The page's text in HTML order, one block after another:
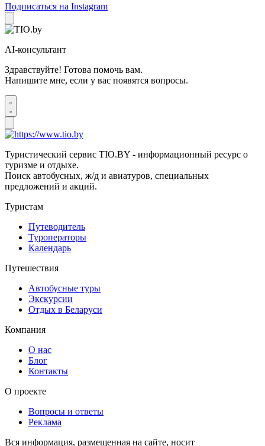
Подписаться на Instagram
AI-консультант
Здравствуйте! Готова помочь вам.
Напишите мне, если у вас появятся вопросы.
Туристический сервис TIO.BY - информационный ресурс о
туризме и отдыхе.
Поиск автобусных, ж/д и авиатуров, специальных
предложений и акций.
Туристам
Путеводитель
Туроператоры
Календарь
Путешествия
Автобусные туры
Экскурсии
Отдых в Беларуси
Компания
О нас
Блог
Контакты
О проекте
Вопросы и ответы
Реклама
Вся информация, размещенная на сайте, носит